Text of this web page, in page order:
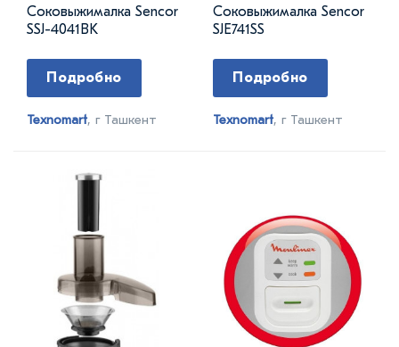
Соковыжималка Sencor
SSJ-4041BK
Подробно
Texnomart, г Ташкент
Соковыжималка Sencor
SJE741SS
Подробно
Texnomart, г Ташкент